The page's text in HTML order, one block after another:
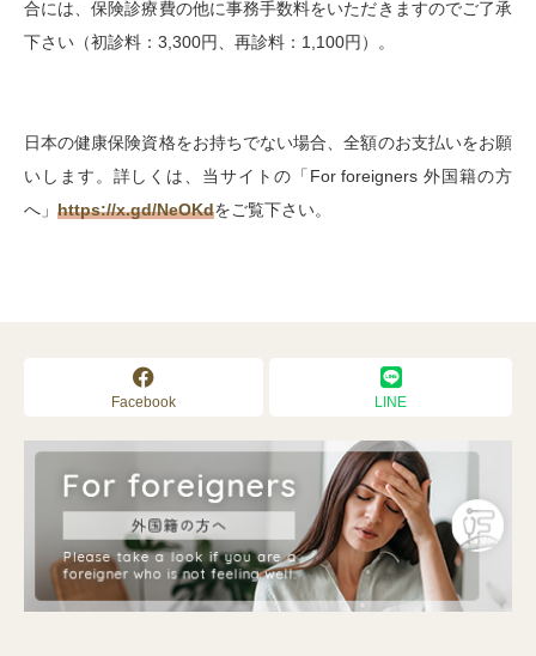
合には、保険診療費の他に事務手数料をいただきますのでご了承
下さい（初診料：3,300円、再診料：1,100円）。
日本の健康保険資格をお持ちでない場合、全額のお支払いをお願
いします。詳しくは、当サイトの「For foreigners 外国籍の方
へ」 https://x.gd/NeOKdをご覧下さい。
Facebook LINE